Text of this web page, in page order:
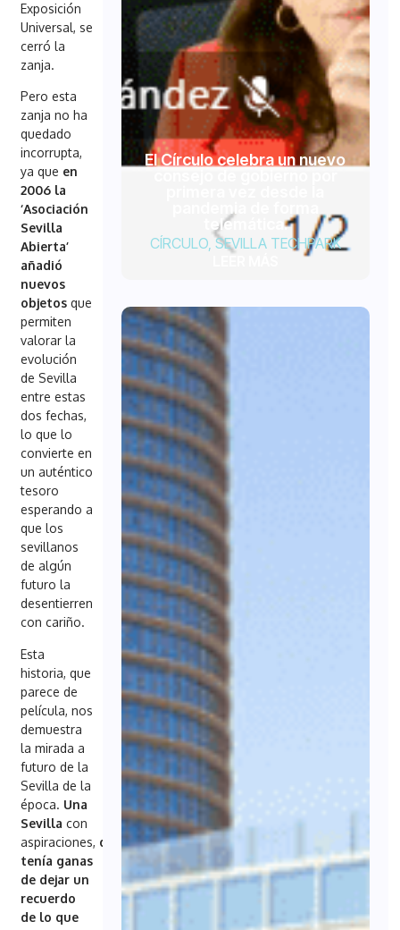
Exposición
Universal, se
cerró la
zanja.
Pero esta
zanja no ha
quedado
incorrupta,
ya que en
2006 la
‘Asociación
Sevilla
Abierta’
añadió
nuevos
objetos que
permiten
valorar la
evolución
de Sevilla
entre estas
dos fechas,
lo que lo
convierte en
un auténtico
tesoro
esperando a
que los
sevillanos
de algún
futuro la
desentierren
con cariño.
Esta
historia, que
parece de
película, nos
demuestra
la mirada a
futuro de la
Sevilla de la
época. Una
Sevilla con
aspiraciones, que
tenía ganas
de dejar un
recuerdo
de lo que
El Círculo celebra un nuevo
telemática.
CÍRCULO, SEVILLA TECHPARK